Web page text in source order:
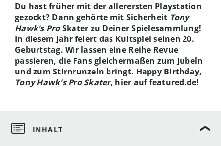
Du hast früher mit der allerersten Playstation
gezockt? Dann gehörte mit Sicherheit Tony
Hawk's ProSkater zu Deiner Spielesammlung!
In diesem Jahr feiert das Kultspiel seinen 20.
Geburtstag. Wir lassen eine Reihe Revue
passieren, die Fans gleichermaßen zum Jubeln
und zum Stirnrunzeln bringt. Happy Birthday,
Tony Hawk's Pro Skater, hier auf featured.de!